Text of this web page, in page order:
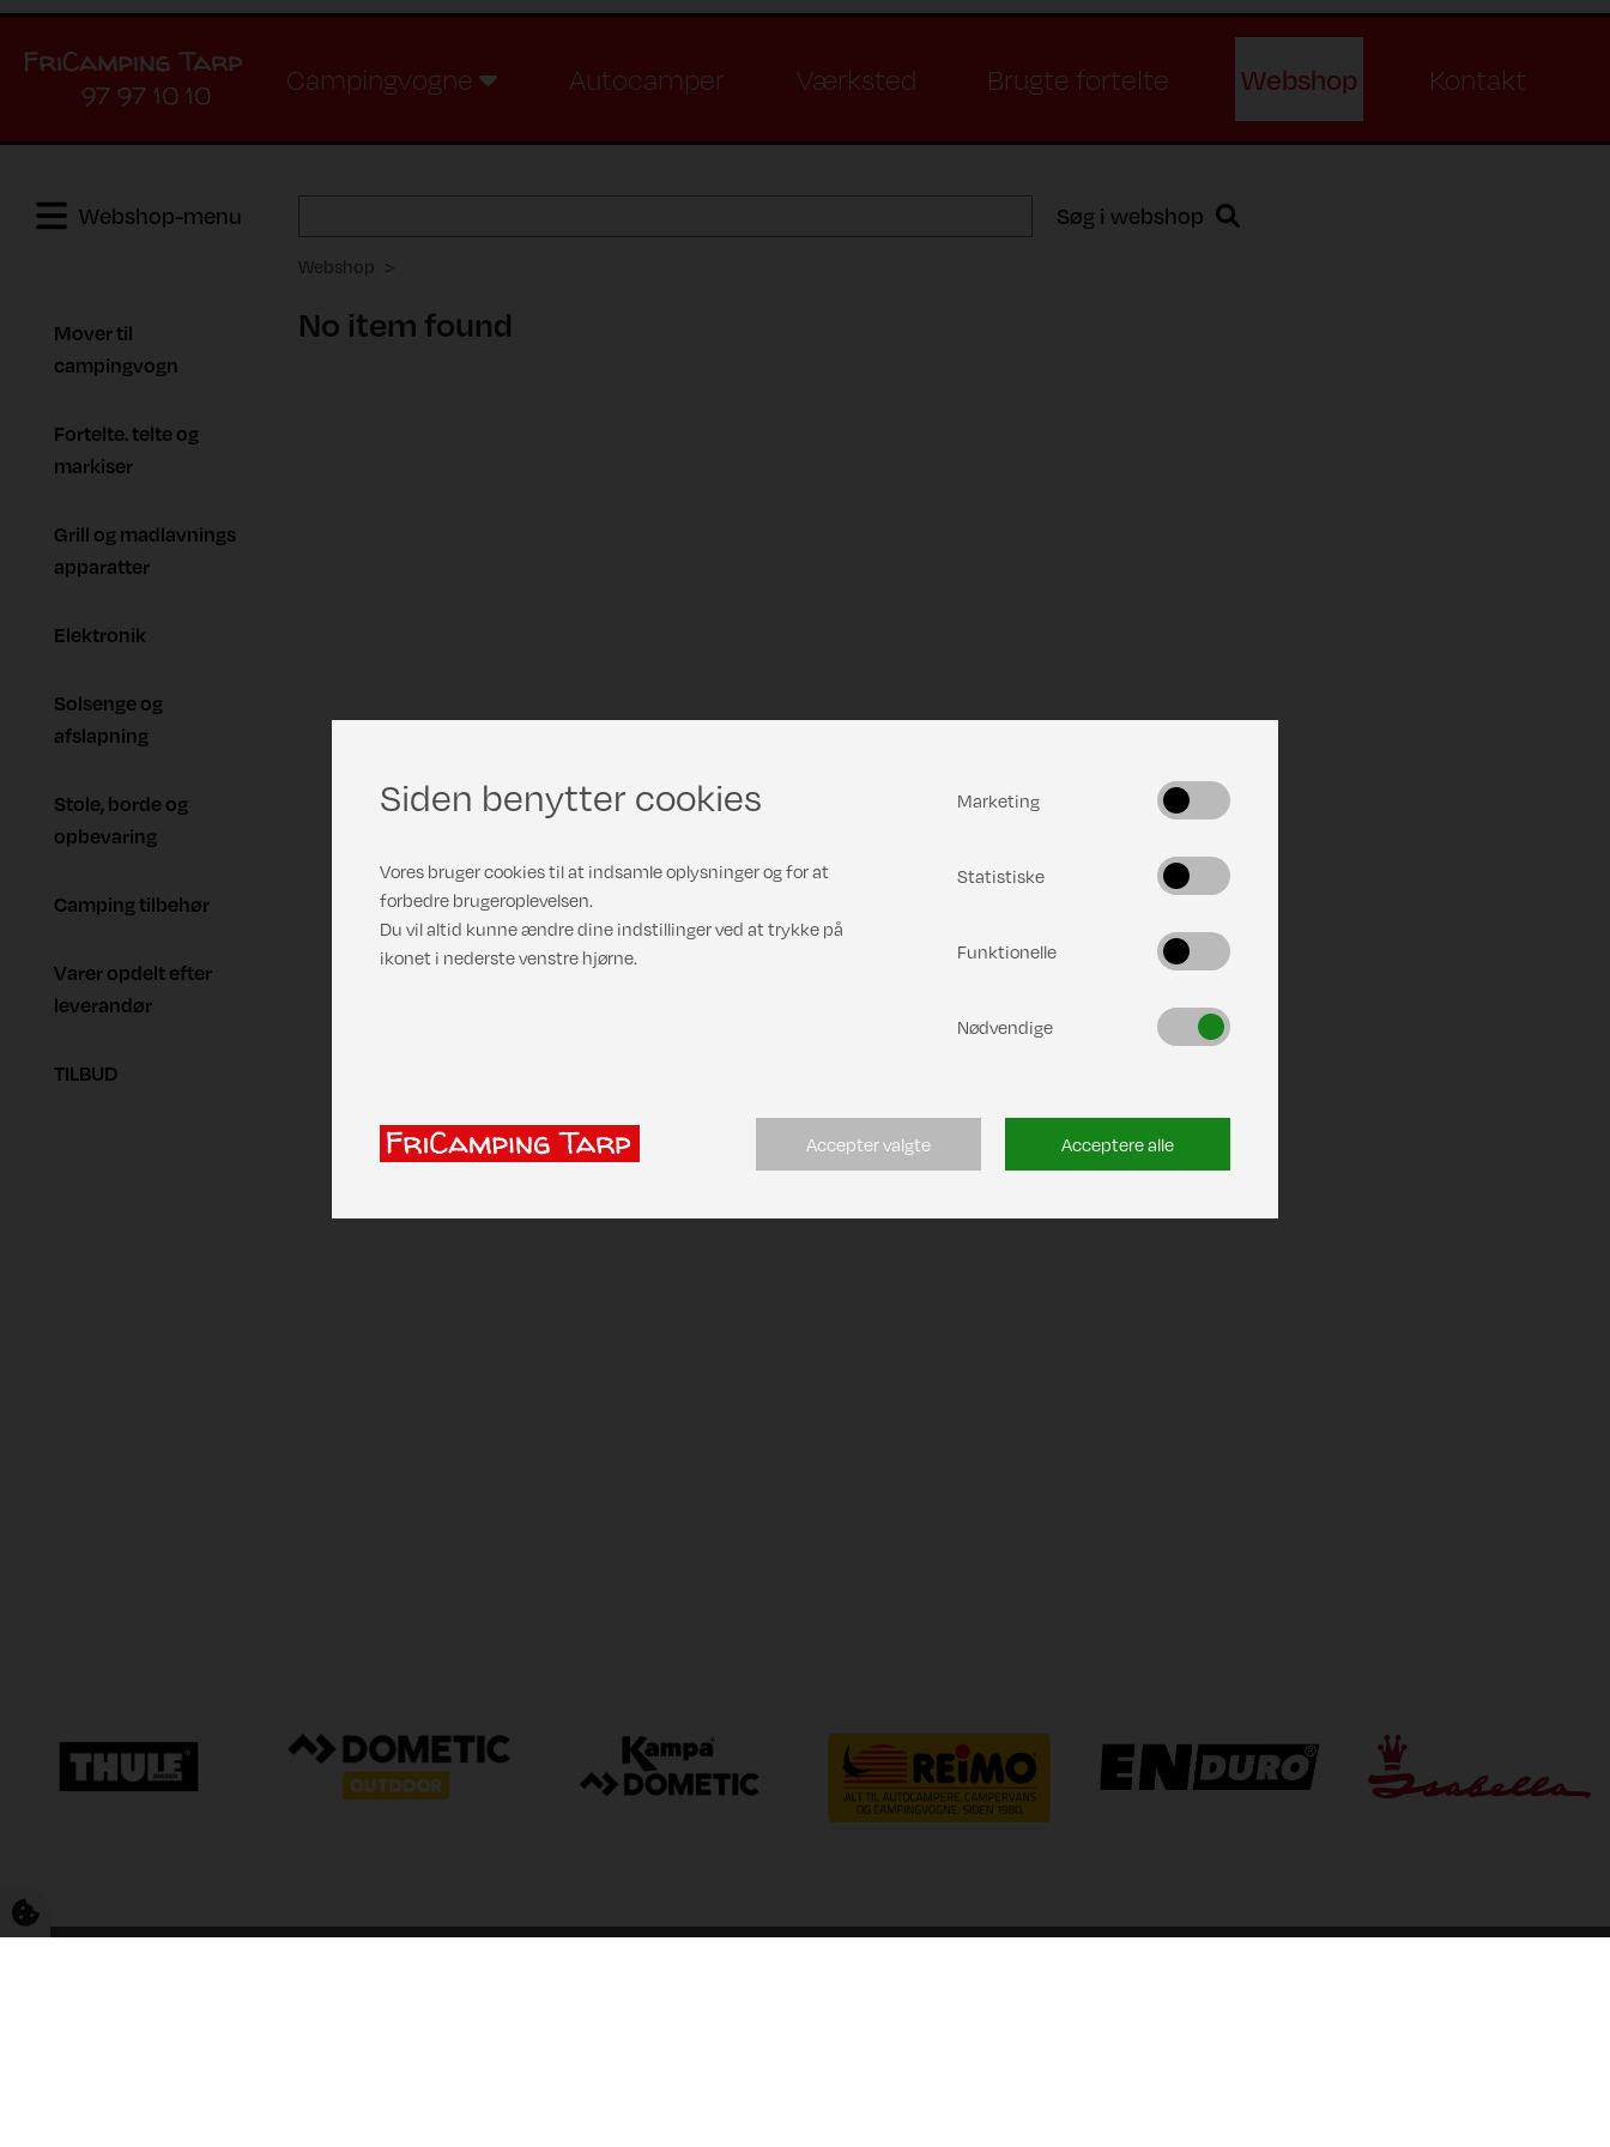
97 97 10 10
Campingvogne Autocamper Værksted Brugte fortelte Webshop Kontakt
Webshop-menu Søg i webshop
Webshop
Mover til
campingvogn
Fortelte. telte og
markiser
Grill og madlavnings
apparatter
Elektronik
Solsenge og
afslapning
Stole, borde og
opbevaring
Camping tilbehør
Varer opdelt efter
leverandør
TILBUD
No item found
Siden benytter cookies
Vores bruger cookies til at indsamle oplysninger og for at
forbedre brugeroplevelsen.
Du vil altid kunne ændre dine indstillinger ved at trykke på
ikonet i nederste venstre hjørne.
Marketing
Statistiske
Funktionelle
Nødvendige
Accepter valgte Acceptere alle